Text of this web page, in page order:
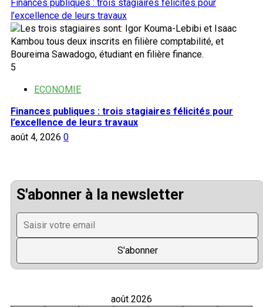
Finances publiques : trois stagiaires félicités pour
l’excellence de leurs travaux
5
ECONOMIE
Finances publiques : trois stagiaires félicités pour
l’excellence de leurs travaux
août 4, 2026 0
S'abonner à la newsletter
août 2026